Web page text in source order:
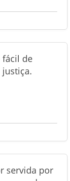
fácil de
servida por